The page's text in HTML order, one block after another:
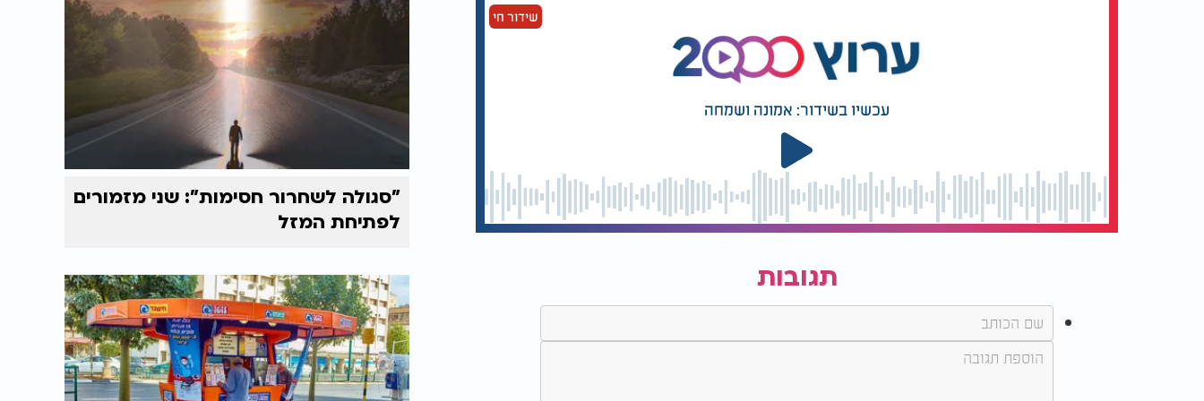
ג אֱלֹהִים-- מִשָּׁמַיִם, הִשְׁקִיף עַל-בְּנֵי-אָדָם:
לִרְאוֹת, הֲיֵשׁ מַשְׂכִּיל-- דֹּרֵשׁ, אֶת-אֱלֹהִים.
ה הֲלֹא יָדְעוּ, פֹּעֲלֵי-אָוֶן: אֹכְלֵי עַמִּי, אָכְלוּ לֶחֶם; אֱלֹהִים, לֹא קָרָאוּ.
כִּי-אֱלֹהִים--פִּזַּר, עַצְמוֹת חֹנָךְ; הֱבִשֹׁתָה, כִּי-אֱלֹהִים מְאָסָם.
ז מִי יִתֵּן מִצִּיּוֹן, יְשֻׁעוֹת יִשְׂרָאֵל:
בְּשׁוּב אֱלֹהִים, שְׁבוּת עַמּוֹ; יָגֵל יַעֲקֹב, יִשְׂמַח יִשְׂרָאֵל.
{א} הַאֲזִינוּ הַשָּׁמַיִם וַאֲדַבֵּרָה וְתִשְׁמַע הָאָרֶץ אִמְרֵי פִי: {ב} יַעֲרֹף כַּמָּטָר לִקְחִי תִּזַּל כַּטַּל אִמְרָתִי
כִּשְׂעִירִם עֲלֵי דֶשֶׁא וְכִרְבִיבִים עֲלֵי עֵשֶׂב: {ג} כִּי שֵׁם יְהוָה אֶקְרָא הָבוּ גֹדֶל לֵאלֹהֵינוּ: {ד} הַצּוּר תָּמִים
שידור חי
עכשיו בשידור: אמונה ושמחה
תגובות
"סגולה לשחרור חסימות": שני מזמורים
לפתיחת המזל